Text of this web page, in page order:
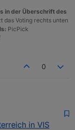
break;
break;
in der Überschrift des
das Voting rechts unten
PicPick
0
ich gerade
in VIS